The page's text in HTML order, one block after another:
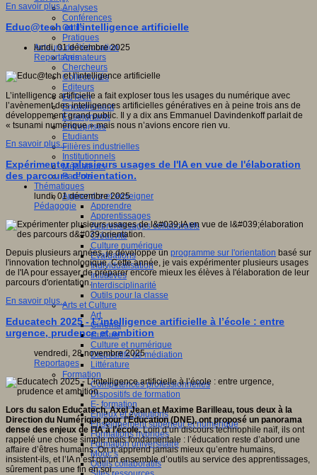
Analyses
Conférences
Outils
Pratiques
Acteurs de l'éducation
Animateurs
Chercheurs
Collectivités
Editeurs
EdTech
Encadrement
Enseignants
Entreprises
Etudiants
Filières industrielles
Institutionnels
Médiateurs
Parents
Thématiques
Apprendre et enseigner
Apprendre
Apprentissages
Apprentissages collaboratifs
Créativité
Culture numérique
Evaluations
Individualisation
Initiatives
Interdisciplinarité
Outils pour la classe
Arts et Culture
Art
Cinéma
Culture
Culture et numérique
Dispositifs de médiation
Littérature
Formation
Compétences professionnelles
Dispositifs de formation
E- formation
Enjeux et évolutions
Enseignement supérieur et numérique
Formations hybrides
Formation universitaire
Mooc’s
Outils collaboratifs
En savoir plus...
Educ@tech et l’intelligence artificielle
lundi, 01 décembre 2025
Reportages
L’intelligence artificielle a fait exploser tous les usages du numérique avec
l’avènement des intelligences artificielles génératives en à peine trois ans de
développement grand public. Il y a dix ans Emmanuel Davindenkoff parlait de
« tsunami numérique » mais nous n’avions encore rien vu.
En savoir plus...
Expérimenter plusieurs usages de l'IA en vue de l'élaboration
des parcours d'orientation.
lundi, 01 décembre 2025
Pédagogie
Depuis plusieurs années, je développe un programme sur l'orientation basé sur
l'innovation technologique. Cette année, je vais expérimenter plusieurs usages
de l'IA pour essayer de préparer encore mieux les élèves à l'élaboration de leur
parcours d'orientation.
En savoir plus...
Educatech 2025 - L’intelligence artificielle à l’école : entre
urgence, prudence et ambition
vendredi, 28 novembre 2025
Reportages
Lors du salon Educatech, Axel Jean et Maxime Barilleau, tous deux à la
Direction du Numérique pour l’Éducation (DNE), ont proposé un panorama
dense des enjeux de l’IA à l’école.Loin d’un discours technophile naïf, ils ont
rappelé une chose simple mais fondamentale : l’éducation reste d’abord une
affaire d’êtres humains. On n’apprend jamais mieux qu’entre humains,
insistent-ils, et l’IA n’est qu’un ensemble d’outils au service des apprentissages,
sûrement pas une fin en soi.